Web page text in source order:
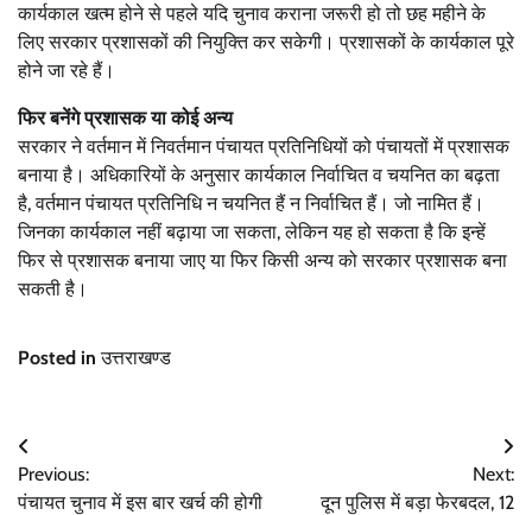
कार्यकाल खत्म होने से पहले यदि चुनाव कराना जरूरी हो तो छह महीने के
लिए सरकार प्रशासकों की नियुक्ति कर सकेगी। प्रशासकों के कार्यकाल पूरे
होने जा रहे हैं।
फिर बनेंगे प्रशासक या कोई अन्य
सरकार ने वर्तमान में निवर्तमान पंचायत प्रतिनिधियों को पंचायतों में प्रशासक
बनाया है। अधिकारियों के अनुसार कार्यकाल निर्वाचित व चयनित का बढ़ता
है, वर्तमान पंचायत प्रतिनिधि न चयनित हैं न निर्वाचित हैं। जो नामित हैं।
जिनका कार्यकाल नहीं बढ़ाया जा सकता, लेकिन यह हो सकता है कि इन्हें
फिर से प्रशासक बनाया जाए या फिर किसी अन्य को सरकार प्रशासक बना
सकती है।
Posted inउत्तराखण्ड
Post
navigation
Previous:
पंचायत चुनाव में इस बार खर्च की होगी
Next:
दून पुलिस में बड़ा फेरबदल, 12